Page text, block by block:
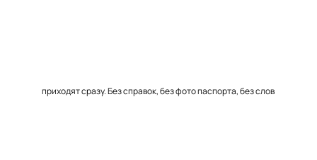
приходят сразу. Без справок, без фото паспорта, без слов